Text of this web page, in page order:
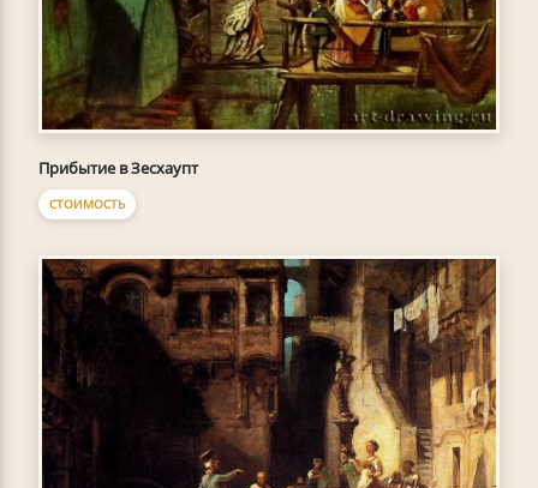
Прибытие в Зесхаупт
СТОИМОСТЬ